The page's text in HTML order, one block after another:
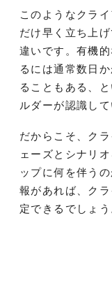
このようなクラ
だけ早く立ち上
違いです。有機
るには通常数日
ることもある、
ルダーが認識して
だからこそ、ク
ェーズとシナリ
ップに何を伴う
報があれば、ク
定できるでしょう